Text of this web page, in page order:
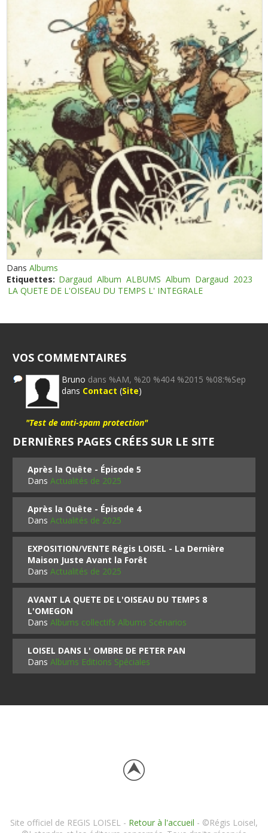
DansAlbums
Etiquettes: Dargaud Album ALBUMS Album Dargaud 2023
LA QUETE DE L'OISEAU DU TEMPS L' INTEGRALE
VOS COMMENTAIRES
Bruno dans %AM, %20 %404 %2015 %08:%Sep
dans Contact (Site)
"Test de anti-spam protection"
DERNIÈRES PAGES CRÉES SUR LE SITE
Après la Quête - Épisode 5
DansActualités de 2025
Après la Quête - Épisode 4
DansActualités de 2025
EXPOSITION/VENTE Régis LOISEL - La Dernière
Maison Juste Avant la Forêt
DansActualités de 2025
AVANT LA QUETE DE L'OISEAU DU TEMPS 8
L'OMEGON
DansAlbums collectifs Albums Scénarios
LOISEL DANS L' OMBRE DE PETER PAN
DansAlbums Editions Spéciales
Site officiel de REGIS LOISEL - Retour à l'accueil - ©Régis Loisel,